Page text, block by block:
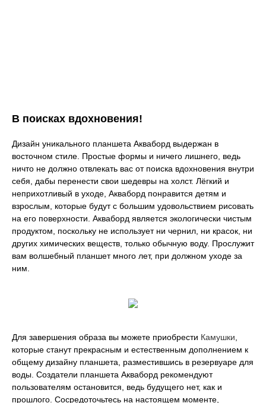
В поисках вдохновения!
Дизайн уникального планшета Акваборд выдержан в
восточном стиле. Простые формы и ничего лишнего, ведь
ничто не должно отвлекать вас от поиска вдохновения внутри
себя, дабы перенести свои шедевры на холст. Лёгкий и
неприхотливый в уходе, Акваборд понравится детям и
взрослым, которые будут с большим удовольствием рисовать
на его поверхности. Акваборд является экологически чистым
продуктом, поскольку не использует ни чернил, ни красок, ни
других химических веществ, только обычную воду. Прослужит
вам волшебный планшет много лет, при должном уходе за
ним.
Для завершения образа вы можете приобрести Камушки
которые станут прекрасным и естественным дополнением к
общему дизайну планшета, разместившись в резервуаре для
воды. Создатели планшета Акваборд рекомендуют
пользователям остановится, ведь будущего нет, как и
прошлого. Сосредоточьтесь на настоящем моменте,